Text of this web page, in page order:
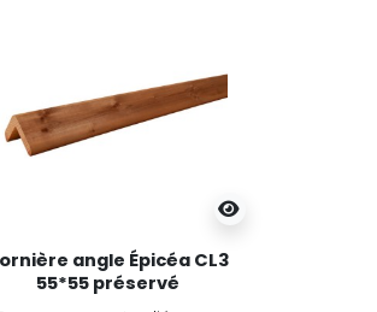
angle Épicéa CL3
55*55 préservé